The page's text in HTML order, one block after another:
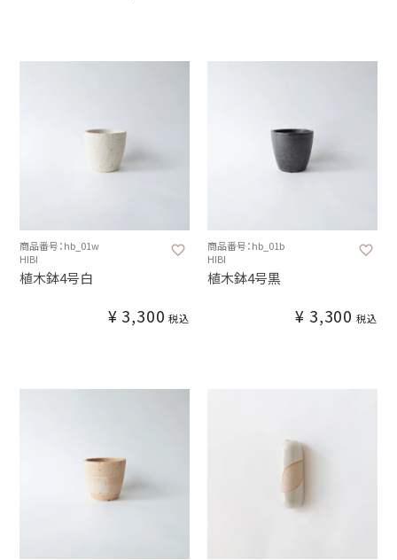
商品番号：hb_01w
HIBI
植木鉢4号白
¥ 3,300 税込
商品番号：hb_01b
HIBI
植木鉢4号黒
¥ 3,300 税込